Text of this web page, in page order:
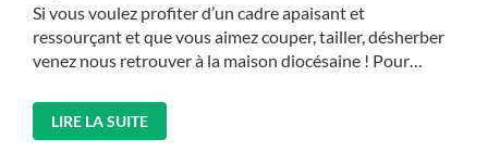
Si vous voulez profiter d’un cadre apaisant et
ressourçant et que vous aimez couper, tailler, désherber
venez nous retrouver à la maison diocésaine ! Pour…
LIRE LA SUITE